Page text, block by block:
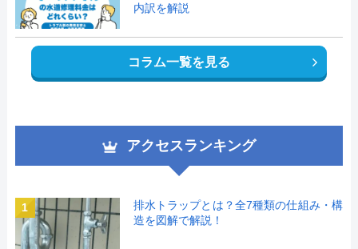
内訳を解説
コラム一覧を見る
アクセスランキング
1
排水トラップとは？全7種類の仕組み・構
造を図解で解説！